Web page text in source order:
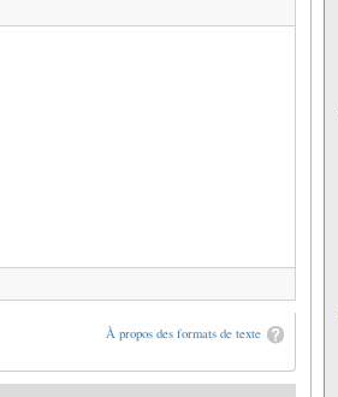
À propos des formats de texte